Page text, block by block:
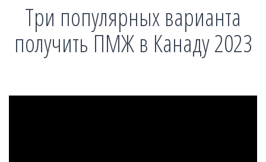
Три популярных варианта
получить ПМЖ в Канаду 2023